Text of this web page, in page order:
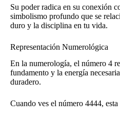
Su poder radica en su conexión
simbolismo profundo que se
duro y la disciplina en tu vida.
Representación Numerológica
En la numerología, el número 4
fundamento y la energía
duradero.
Cuando ves el número 4444,